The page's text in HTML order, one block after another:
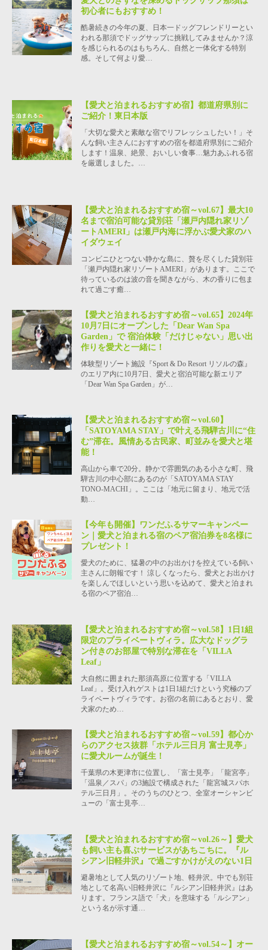
初心者にもおすすめ！
酷暑続きの今年の夏、日本一ドッグフレンドリーとい
われる那須でドッグサップに挑戦してみませんか？涼
を感じられるのはもちろん、自然と一体化する特別
感。そして何より愛…
【愛犬と泊まれるおすすめ宿】都道府県別に
ご紹介！東日本版
「大切な愛犬と素敵な宿でリフレッシュしたい！」そ
んな飼い主さんにおすすめの宿を都道府県別にご紹介
します！温泉、絶景、おいしい食事…魅力あふれる宿
を厳選しました。…
【愛犬と泊まれるおすすめ宿～vol.67】最大10
名まで宿泊可能な貸別荘「瀬戸内隠れ家リゾ
ートAMERI」は瀬戸内海に浮かぶ愛犬家のハ
イダウェイ
コンビニひとつない静かな島に、贅を尽くした貸別荘
「瀬戸内隠れ家リゾートAMERI」があります。ここで
待っているのは波の音を聞きながら、木の香りに包ま
れて過ごす癒…
【愛犬と泊まれるおすすめ宿～vol.65】2024年
10月7日にオープンした「Dear Wan Spa
Garden」で 宿泊体験「だけじゃない」思い出
作りを愛犬と一緒に！
体験型リゾート施設『Sport & Do Resort リソルの森』
のエリア内に10月7日、愛犬と宿泊可能な新エリア
「Dear Wan Spa Garden」が…
【愛犬と泊まれるおすすめ宿～vol.60】
「SATOYAMA STAY」で叶える飛騨古川に“住
む”滞在。風情ある古民家、町並みを愛犬と堪
能！
高山から車で20分。静かで雰囲気のある小さな町、飛
騨古川の中心部にあるのが「SATOYAMA STAY
TONO-MACHI」。ここは「地元に留まり、地元で活
動…
【今年も開催】ワンだふるサマーキャンペー
ン｜愛犬と泊まれる宿のペア宿泊券を8名様に
プレゼント！
愛犬のために、猛暑の中のお出かけを控えている飼い
主さんに朗報です！ 涼しくなったら、愛犬とお出かけ
を楽しんでほしいという思いを込めて、愛犬と泊まれ
る宿のペア宿泊…
【愛犬と泊まれるおすすめ宿～vol.58】1日1組
限定のプライベートヴィラ。広大なドッグラ
ン付きのお部屋で特別な滞在を「VILLA
Leaf」
大自然に囲まれた那須高原に位置する「VILLA
Leaf」。受け入れゲストは1日1組だけという究極のプ
ライベートヴィラです。お宿の名前にあるとおり、愛
犬家のため…
【愛犬と泊まれるおすすめ宿～vol.59】都心か
らのアクセス抜群「ホテル三日月 富士見亭」
に愛犬ルームが誕生！
千葉県の木更津市に位置し、「富士見亭」「龍宮亭」
「温泉／スパ」の3施設で構成された「龍宮城スパホ
テル三日月」。そのうちのひとつ、全室オーシャンビ
ューの「富士見亭…
【愛犬と泊まれるおすすめ宿～vol.26～】愛犬
も飼い主も喜ぶサービスがあちこちに。『ル
シアン旧軽井沢』で過ごすかけがえのない1日
避暑地として人気のリゾート地、軽井沢。中でも別荘
地として名高い旧軽井沢に『ルシアン旧軽井沢』はあ
ります。フランス語で「犬」を意味する「ルシアン」
という名が示す通…
【愛犬と泊まれるおすすめ宿～vol.54～】オー